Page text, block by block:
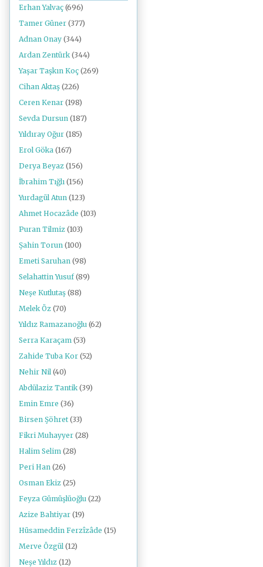
Erhan Yalvaç (696)
Tamer Güner (377)
Adnan Onay (344)
Ardan Zentürk (344)
Yaşar Taşkın Koç (269)
Cihan Aktaş (226)
Ceren Kenar (198)
Sevda Dursun (187)
Yıldıray Oğur (185)
Erol Göka (167)
Derya Beyaz (156)
İbrahim Tığlı (156)
Yurdagül Atun (123)
Ahmet Hocazâde (103)
Puran Tilmiz (103)
Şahin Torun (100)
Emeti Saruhan (98)
Selahattin Yusuf (89)
Neşe Kutlutaş (88)
Melek Öz (70)
Yıldız Ramazanoğlu (62)
Serra Karaçam (53)
Zahide Tuba Kor (52)
Nehir Nil (40)
Abdülaziz Tantik (39)
Emin Emre (36)
Birsen Şöhret (33)
Fikri Muhayyer (28)
Halim Selim (28)
Peri Han (26)
Osman Ekiz (25)
Feyza Gümüşlüoğlu (22)
Azize Bahtiyar (19)
Hüsameddin Ferzîzâde (15)
Merve Özgül (12)
Neşe Yıldız (12)